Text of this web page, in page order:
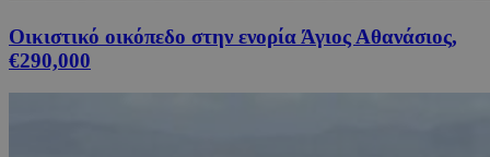
Οικιστικό οικόπεδο στην ενορία Άγιος Αθανάσιος,
€290,000